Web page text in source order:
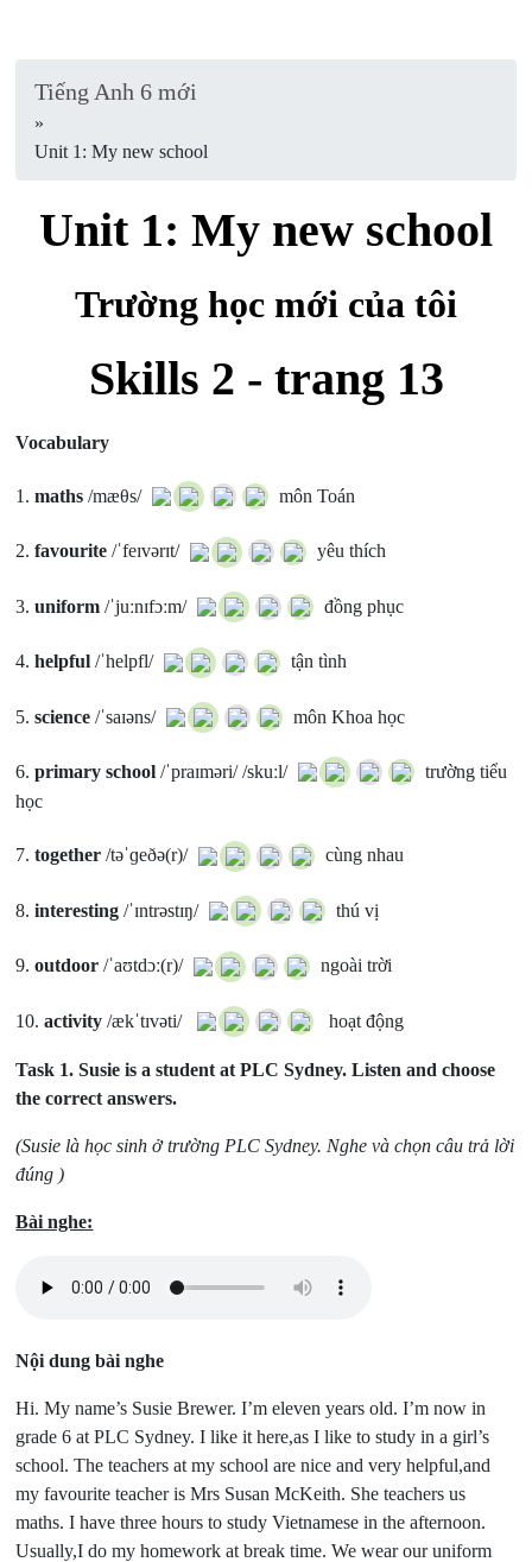
Tiếng Anh 6 mới
»
Unit 1: My new school
Unit 1: My new school
Trường học mới của tôi
Skills 2 - trang 13
Vocabulary
1.maths /mæθs/ môn Toán
2.favourite /ˈfeɪvərɪt/ yêu thích
3.uniform /ˈjuːnɪfɔːm/ đồng phục
4.helpful /ˈhelpfl/ tận tình
5.science /ˈsaɪəns/ môn Khoa học
6.primary school /ˈpraɪməri/ /skuːl/
trường tiểu
học
7.together /təˈɡeðə(r)/ cùng nhau
8.interesting /ˈɪntrəstɪŋ/ thú vị
9.outdoor /ˈaʊtdɔː(r)/ ngoài trời
10.activity /ækˈtɪvəti/ hoạt động
Task 1. Susie is a student at PLC Sydney. Listen and choose
the correct answers.
(Susie là học sinh ở trường PLC Sydney. Nghe và chọn câu trả lời
đúng )
Bài nghe:
Nội dung bài nghe
Hi. My name’s Susie Brewer. I’m eleven years old. I’m now in
grade 6 at PLC Sydney. I like it here,as I like to study in a girl’s
school. The teachers at my school are nice and very helpful,and
my favourite teacher is Mrs Susan McKeith. She teachers us
maths. I have three hours to study Vietnamese in the afternoon.
Usually,I do my homework at break time. We wear our uniform